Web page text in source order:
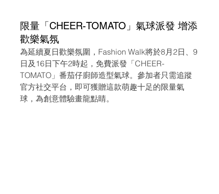
限量「CHEER-TOMATO」氣球派發 增添
歡樂氣氛
為延續夏日歡樂氛圍，Fashion Walk將於8月2日、9
日及16日下午2時起，免費派發「CHEER-
TOMATO」番茄仔廚師造型氣球。參加者只需追蹤
官方社交平台，即可獲贈這款萌趣十足的限量氣
球，為創意體驗畫龍點睛。